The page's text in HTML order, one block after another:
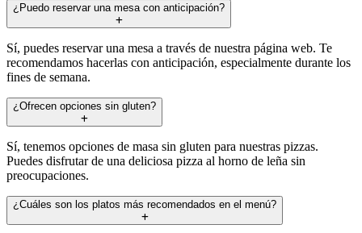
¿Puedo reservar una mesa con anticipación?
Sí, puedes reservar una mesa a través de nuestra página web. Te
recomendamos hacerlas con anticipación, especialmente durante los
fines de semana.
¿Ofrecen opciones sin gluten?
Sí, tenemos opciones de masa sin gluten para nuestras pizzas.
Puedes disfrutar de una deliciosa pizza al horno de leña sin
preocupaciones.
¿Cuáles son los platos más recomendados en el menú?